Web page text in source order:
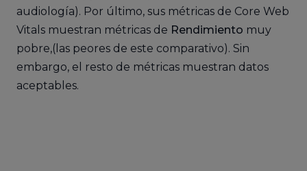
audiología). Por último, sus métricas de Core Web
Vitals muestran métricas de Rendimiento muy
pobre,(las peores de este comparativo). Sin
embargo, el resto de métricas muestran datos
aceptables.